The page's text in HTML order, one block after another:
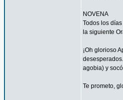
NOVENA
Todos los
la siguiente
¡Oh glorioso
agobia) y
Te prometo,